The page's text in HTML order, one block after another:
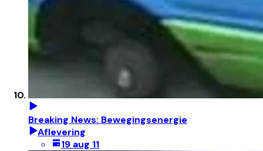
Breaking News: Bewegingsenergie
Aflevering
19 aug 11